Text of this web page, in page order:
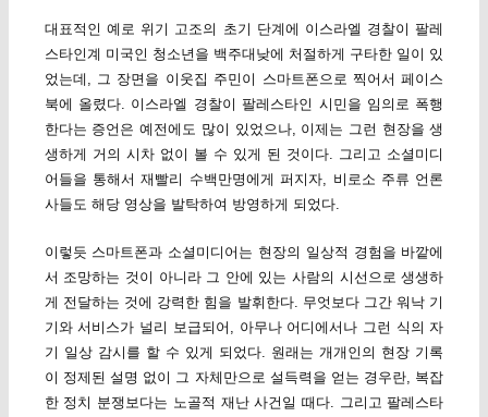
대표적인 예로 위기 고조의 초기 단계에 이스라엘 경찰이 팔레
스타인계 미국인 청소년을 백주대낮에 처절하게 구타한 일이 있
었는데, 그 장면을 이웃집 주민이 스마트폰으로 찍어서 페이스
북에 올렸다. 이스라엘 경찰이 팔레스타인 시민을 임의로 폭행
한다는 증언은 예전에도 많이 있었으나, 이제는 그런 현장을 생
생하게 거의 시차 없이 볼 수 있게 된 것이다. 그리고 소셜미디
어들을 통해서 재빨리 수백만명에게 퍼지자, 비로소 주류 언론
사들도 해당 영상을 발탁하여 방영하게 되었다.
이렇듯 스마트폰과 소셜미디어는 현장의 일상적 경험을 바깥에
서 조망하는 것이 아니라 그 안에 있는 사람의 시선으로 생생하
게 전달하는 것에 강력한 힘을 발휘한다. 무엇보다 그간 워낙 기
기와 서비스가 널리 보급되어, 아무나 어디에서나 그런 식의 자
기 일상 감시를 할 수 있게 되었다. 원래는 개개인의 현장 기록
이 정제된 설명 없이 그 자체만으로 설득력을 얻는 경우란, 복잡
한 정치 분쟁보다는 노골적 재난 사건일 때다. 그리고 팔레스타